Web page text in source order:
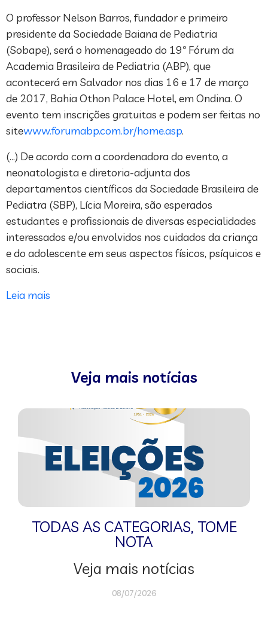
O professor Nelson Barros, fundador e primeiro
presidente da Sociedade Baiana de Pediatria
(Sobape), será o homenageado do 19º Fórum da
Academia Brasileira de Pediatria (ABP), que
acontecerá em Salvador nos dias 16 e 17 de março
de 2017, Bahia Othon Palace Hotel, em Ondina. O
evento tem inscrições gratuitas e podem ser feitas no
sitewww.forumabp.com.br/home.asp.
(…) De acordo com a coordenadora do evento, a
neonatologista e diretoria-adjunta dos
departamentos científicos da Sociedade Brasileira de
Pediatra (SBP), Lícia Moreira, são esperados
estudantes e profissionais de diversas especialidades
interessados e/ou envolvidos nos cuidados da criança
e do adolescente em seus aspectos físicos, psíquicos e
sociais.
Leia mais
Veja mais notícias
TODAS AS CATEGORIAS, TOME
NOTA
Veja mais notícias
08/07/2026